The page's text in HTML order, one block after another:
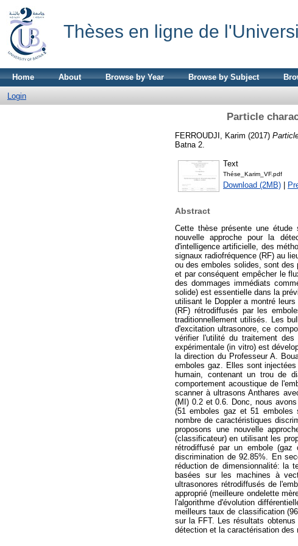
Thèses en ligne de
Home About Browse by Year Browse by Subject
Login
Particle
FERROUDJI, Karim (2017)
Batna 2.
Text
Thése_Karim_VF.pdf
Download (2MB) |
Abstract
Cette thèse présente une
nouvelle approche pour la
d'intelligence artificielle, des
signaux radiofréquence (RF) au
ou des emboles solides, sont des
et par conséquent empêcher le
des dommages immédiats
solide) est essentielle dans la
utilisant le Doppler a montré
(RF) rétrodiffusés par les
traditionnellement utilisés. Les
d'excitation ultrasonore, ce
vérifier l'utilité du traitement
expérimentale (in vitro) est
la direction du Professeur A.
emboles gaz. Elles sont
humain, contenant un trou de
comportement acoustique de
scanner à ultrasons Anthares
(MI) 0.2 et 0.6. Donc, nous
(51 emboles gaz et 51 emboles
nombre de caractéristiques
proposons une nouvelle
(classificateur) en utilisant les
rétrodiffusé par un embole (gaz
discrimination de 92.85%. En
réduction de dimensionnalité: la
basées sur les machines à
ultrasonores rétrodiffusés de
approprié (meilleure ondelette
l'algorithme d'évolution
meilleurs taux de classification
sur la FFT. Les résultats
détection et la caractérisation des